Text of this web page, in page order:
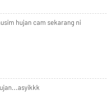
hujan cam sekarang ni